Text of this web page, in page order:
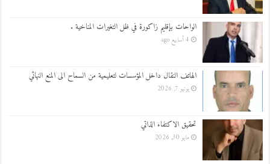
الواحات بإقليم زاكورة في ظل التغيرات المناخية .
4 أسابيع ago
الهاتف النقال داخل المؤسسات لتعليمية من السماح الى المنع النهائي
يونيو 7, 2026
تحقيق الاكتفاء الذاتي
مايو 30, 2026